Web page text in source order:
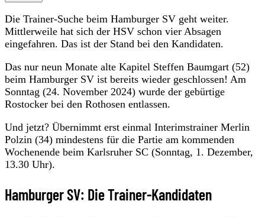
Die Trainer-Suche beim Hamburger SV geht weiter.
Mittlerweile hat sich der HSV schon vier Absagen
eingefahren. Das ist der Stand bei den Kandidaten.
Das nur neun Monate alte Kapitel Steffen Baumgart (52)
beim Hamburger SV ist bereits wieder geschlossen! Am
Sonntag (24. November 2024) wurde der gebürtige
Rostocker bei den Rothosen entlassen.
Und jetzt? Übernimmt erst einmal Interimstrainer Merlin
Polzin (34) mindestens für die Partie am kommenden
Wochenende beim Karlsruher SC (Sonntag, 1. Dezember,
13.30 Uhr).
Hamburger SV: Die Trainer-Kandidaten